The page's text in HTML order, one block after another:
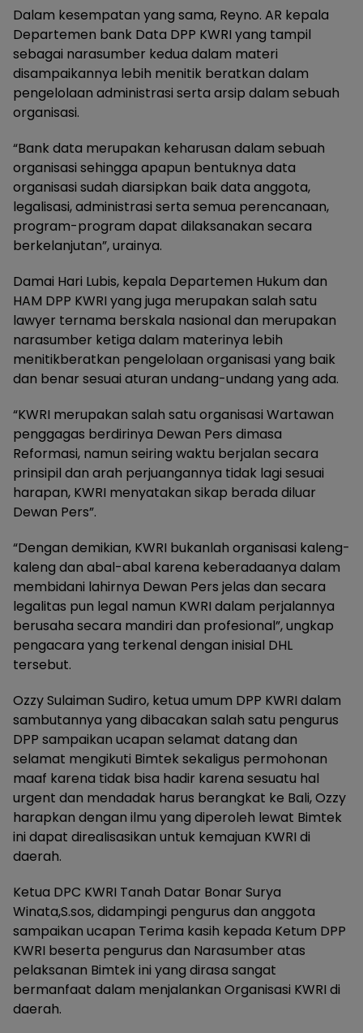
Dalam kesempatan yang sama, Reyno. AR kepala
Departemen bank Data DPP KWRI yang tampil
sebagai narasumber kedua dalam materi
disampaikannya lebih menitik beratkan dalam
pengelolaan administrasi serta arsip dalam sebuah
organisasi.
“Bank data merupakan keharusan dalam sebuah
organisasi sehingga apapun bentuknya data
organisasi sudah diarsipkan baik data anggota,
legalisasi, administrasi serta semua perencanaan,
program-program dapat dilaksanakan secara
berkelanjutan”, urainya.
Damai Hari Lubis, kepala Departemen Hukum dan
HAM DPP KWRI yang juga merupakan salah satu
lawyer ternama berskala nasional dan merupakan
narasumber ketiga dalam materinya lebih
menitikberatkan pengelolaan organisasi yang baik
dan benar sesuai aturan undang-undang yang ada.
“KWRI merupakan salah satu organisasi Wartawan
penggagas berdirinya Dewan Pers dimasa
Reformasi, namun seiring waktu berjalan secara
prinsipil dan arah perjuangannya tidak lagi sesuai
harapan, KWRI menyatakan sikap berada diluar
Dewan Pers”.
“Dengan demikian, KWRI bukanlah organisasi kaleng-
kaleng dan abal-abal karena keberadaanya dalam
membidani lahirnya Dewan Pers jelas dan secara
legalitas pun legal namun KWRI dalam perjalannya
berusaha secara mandiri dan profesional”, ungkap
pengacara yang terkenal dengan inisial DHL
tersebut.
Ozzy Sulaiman Sudiro, ketua umum DPP KWRI dalam
sambutannya yang dibacakan salah satu pengurus
DPP sampaikan ucapan selamat datang dan
selamat mengikuti Bimtek sekaligus permohonan
maaf karena tidak bisa hadir karena sesuatu hal
urgent dan mendadak harus berangkat ke Bali, Ozzy
harapkan dengan ilmu yang diperoleh lewat Bimtek
ini dapat direalisasikan untuk kemajuan KWRI di
daerah.
Ketua DPC KWRI Tanah Datar Bonar Surya
Winata,S.sos, didampingi pengurus dan anggota
sampaikan ucapan Terima kasih kepada Ketum DPP
KWRI beserta pengurus dan Narasumber atas
pelaksanan Bimtek ini yang dirasa sangat
bermanfaat dalam menjalankan Organisasi KWRI di
daerah.